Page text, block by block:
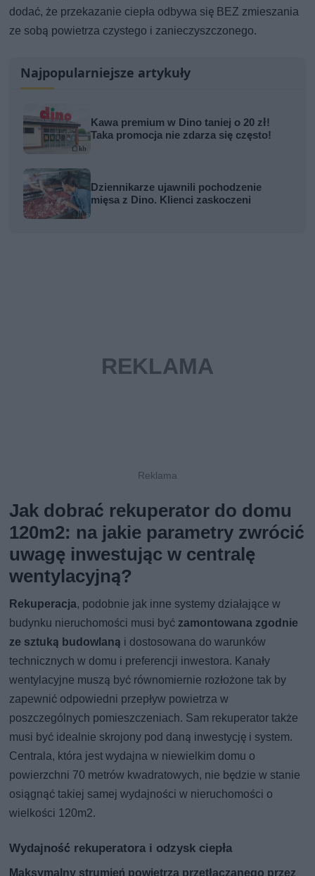
dodać, że przekazanie ciepła odbywa się BEZ zmieszania
ze sobą powietrza czystego i zanieczyszczonego.
Najpopularniejsze artykuły
Kawa premium w Dino taniej o 20 zł!
Taka promocja nie zdarza się często!
Dziennikarze ujawnili pochodzenie
mięsa z Dino. Klienci zaskoczeni
Jak dobrać rekuperator do domu
120m2: na jakie parametry zwrócić
uwagę inwestując w centralę
wentylacyjną?
Rekuperacja, podobnie jak inne systemy działające w
budynku nieruchomości musi być zamontowana zgodnie
ze sztuką budowlaną i dostosowana do warunków
technicznych w domu i preferencji inwestora. Kanały
wentylacyjne muszą być równomiernie rozłożone tak by
zapewnić odpowiedni przepływ powietrza w
poszczególnych pomieszczeniach. Sam rekuperator także
musi być idealnie skrojony pod daną inwestycję i system.
Centrala, która jest wydajna w niewielkim domu o
powierzchni 70 metrów kwadratowych, nie będzie w stanie
osiągnąć takiej samej wydajności w nieruchomości o
wielkości 120m2.
Wydajność rekuperatora i odzysk ciepła
Maksymalny strumień powietrza przetłaczanego przez